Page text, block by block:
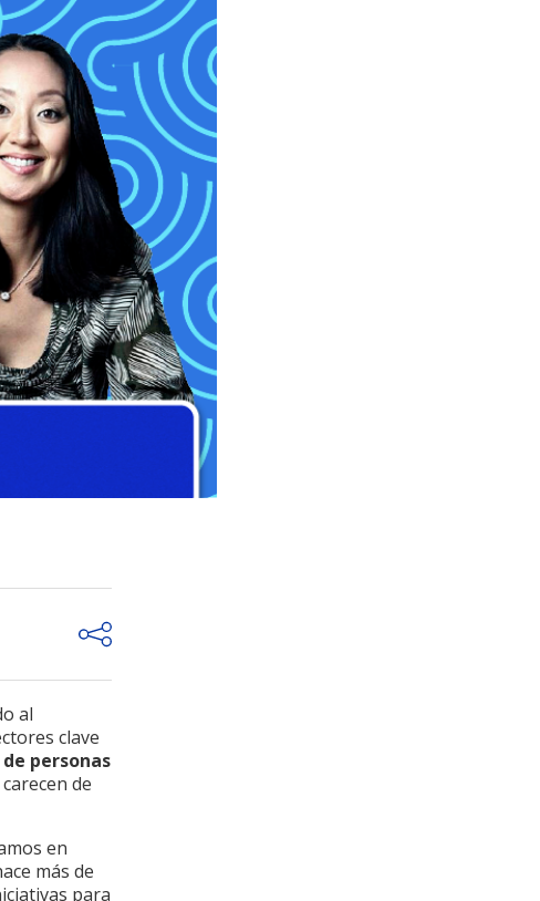
al
clave
personas
carecen de
en
más de
para